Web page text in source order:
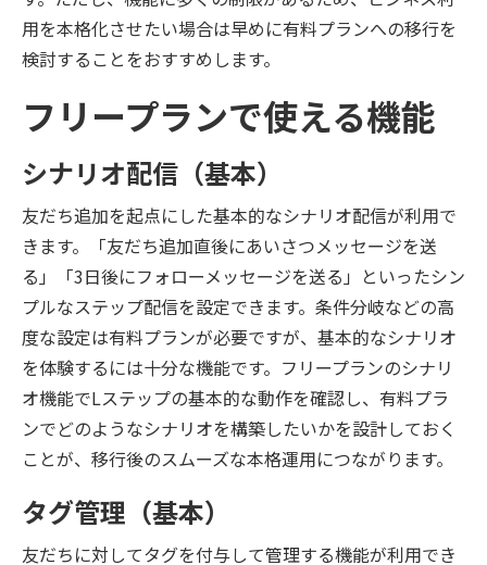
用を本格化させたい場合は早めに有料プランへの移行を
検討することをおすすめします。
フリープランで使える機能
シナリオ配信（基本）
友だち追加を起点にした基本的なシナリオ配信が利用で
きます。「友だち追加直後にあいさつメッセージを送
る」「3日後にフォローメッセージを送る」といったシン
プルなステップ配信を設定できます。条件分岐などの高
度な設定は有料プランが必要ですが、基本的なシナリオ
を体験するには十分な機能です。フリープランのシナリ
オ機能でLステップの基本的な動作を確認し、有料プラ
ンでどのようなシナリオを構築したいかを設計しておく
ことが、移行後のスムーズな本格運用につながります。
タグ管理（基本）
友だちに対してタグを付与して管理する機能が利用でき